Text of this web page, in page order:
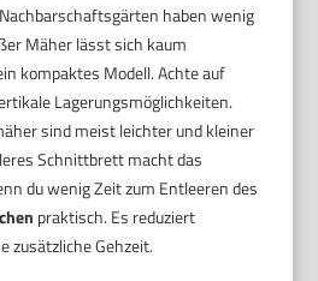
haben wenig
Mäher lässt sich kaum
kompaktes Modell. Achte auf
Lagerungsmöglichkeiten.
sind meist leichter und kleiner
Schnittbrett macht das
du wenig Zeit zum Entleeren des
praktisch. Es reduziert
zusätzliche Gehzeit.